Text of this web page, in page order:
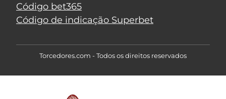
Código bet365
Código de indicação Superbet
Torcedores.com - Todos os direitos reservados